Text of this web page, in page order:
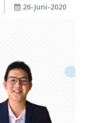
26-Juni-2020